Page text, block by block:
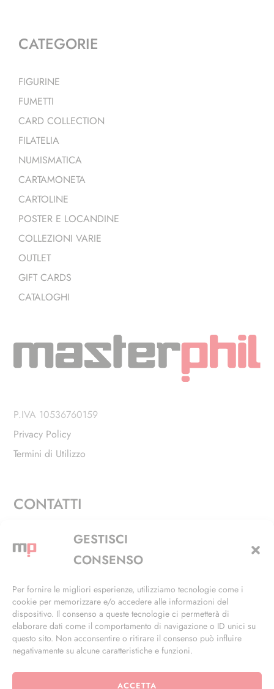
GESTISCI
CONSENSO
Per fornire le migliori esperienze, utilizziamo tecnologie come i
cookie per memorizzare e/o accedere alle informazioni del
dispositivo. Il consenso a queste tecnologie ci permetterà di
elaborare dati come il comportamento di navigazione o ID unici su
questo sito. Non acconsentire o ritirare il consenso può influire
negativamente su alcune caratteristiche e funzioni.
ACCETTA
CATEGORIE
FIGURINE
FUMETTI
CARD COLLECTION
FILATELIA
NUMISMATICA
CARTAMONETA
CARTOLINE
POSTER E LOCANDINE
COLLEZIONI VARIE
OUTLET
GIFT CARDS
CATALOGHI
P.IVA 10536760159
Privacy Policy
Termini di Utilizzo
CONTATTI
Via Alfieri, 27 - Trezzano Sul Naviglio (MI)
+39 02 4846 3155
info@masterphil.it